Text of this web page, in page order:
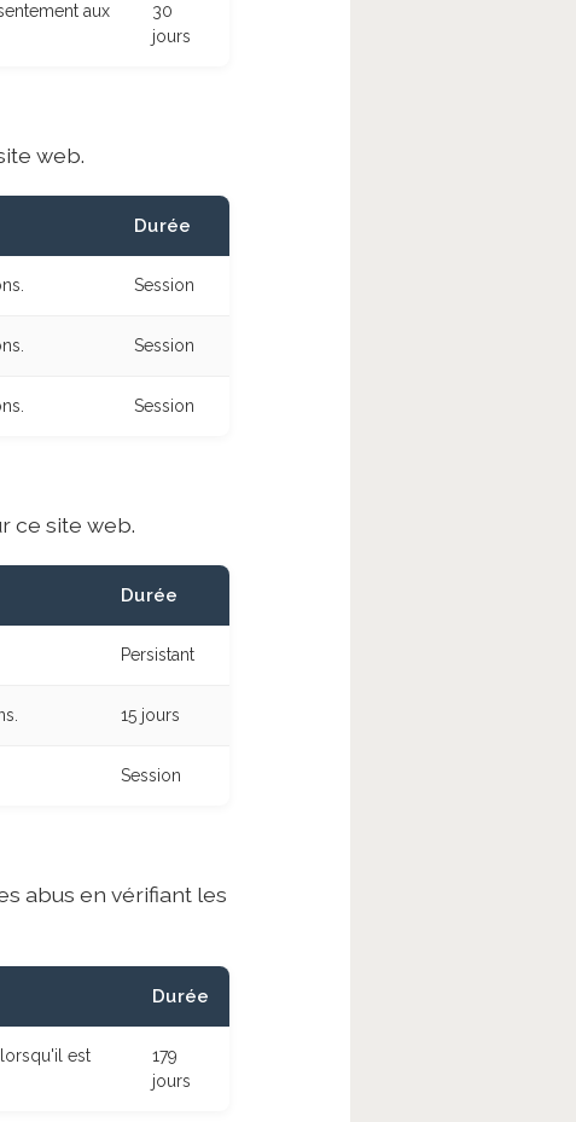
aux
30
jours
web.
Durée
Session
Session
Session
ce site web.
Durée
Persistant
15 jours
Session
abus en vérifiant les
Durée
lorsqu'il est
179
jours